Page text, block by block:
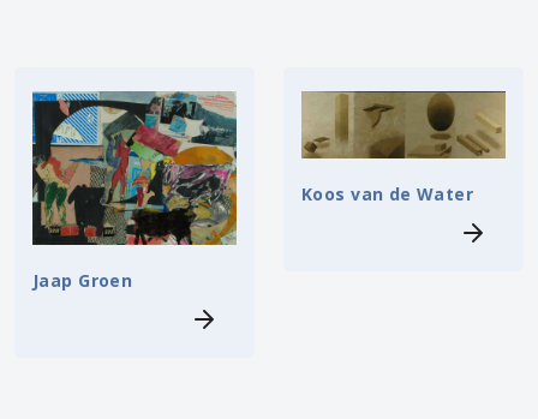
Jaap Groen
Koos van de Water